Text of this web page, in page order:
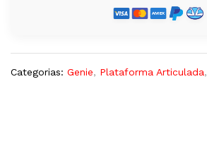
Categorias: Genie, Plataforma Articulada,